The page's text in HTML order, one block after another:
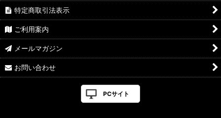
特定商取引法表示
ご利用案内
メールマガジン
お問い合わせ
PCサイト